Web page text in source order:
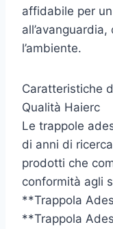
affidabile per
l’ambiente.
Caratteristiche
Qualità Haierc
Le trappole
di anni di
prodotti che
conformità agli
**Trappola
**Trappola